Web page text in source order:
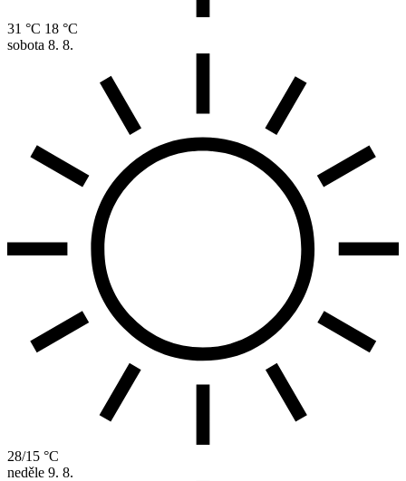
31 °C 18 °C
sobota 8. 8.
28/15 °C
neděle 9. 8.